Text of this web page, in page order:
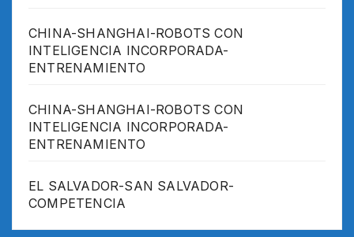
CHINA-SHANGHAI-ROBOTS CON
INTELIGENCIA INCORPORADA-
ENTRENAMIENTO
CHINA-SHANGHAI-ROBOTS CON
INTELIGENCIA INCORPORADA-
ENTRENAMIENTO
EL SALVADOR-SAN SALVADOR-
COMPETENCIA